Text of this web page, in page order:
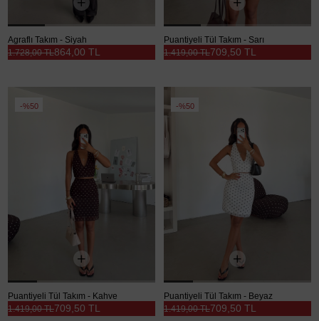
Agraflı Takım - Siyah
864,00 TL
1.728,00 TL
Puantiyeli Tül Takım - Sarı
709,50 TL
1.419,00 TL
%50
Puantiyeli Tül Takım - Kahve
709,50 TL
1.419,00 TL
%50
Puantiyeli Tül Takım - Beyaz
709,50 TL
1.419,00 TL